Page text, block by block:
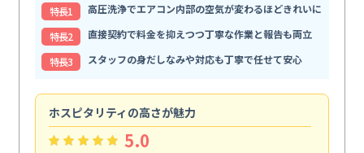
特⻑1
高圧洗浄でエアコン内部の空気が変わるほどきれいに
特⻑2
直接契約で料金を抑えつつ丁寧な作業と報告も両立
特⻑3
スタッフの身だしなみや対応も丁寧で任せて安心
ホスピタリティの高さが魅力
5.0